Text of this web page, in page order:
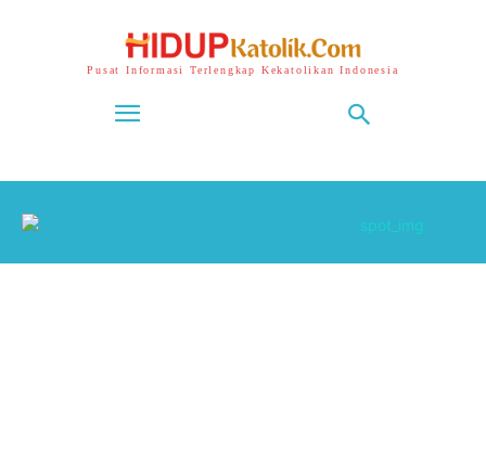
Pusat Informasi Terlengkap Kekatolikan Indonesia